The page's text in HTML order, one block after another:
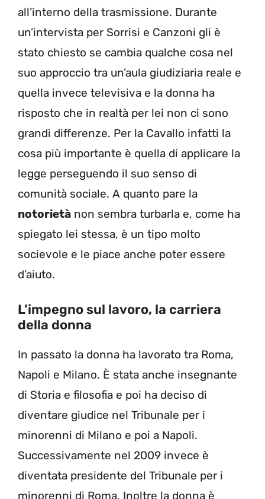
all’interno della trasmissione. Durante
un’intervista per Sorrisi e Canzoni gli è
stato chiesto se cambia qualche cosa nel
suo approccio tra un’aula giudiziaria reale e
quella invece televisiva e la donna ha
risposto che in realtà per lei non ci sono
grandi differenze. Per la Cavallo infatti la
cosa più importante è quella di applicare la
legge perseguendo il suo senso di
comunità sociale. A quanto pare la
notorietà non sembra turbarla e, come ha
spiegato lei stessa, è un tipo molto
socievole e le piace anche poter essere
d’aiuto.
L’impegno sul lavoro, la carriera
della donna
In passato la donna ha lavorato tra Roma,
Napoli e Milano. È stata anche insegnante
di Storia e filosofia e poi ha deciso di
diventare giudice nel Tribunale per i
minorenni di Milano e poi a Napoli.
Successivamente nel 2009 invece è
diventata presidente del Tribunale per i
minorenni di Roma. Inoltre la donna è